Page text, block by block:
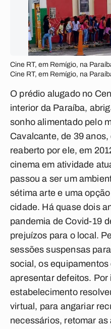
Cine RT, em Remígio, na
Cine RT, em Remígio, na
O prédio alugado no
interior da Paraíba,
sonho alimentado pelo
Cavalcante, de 39
reaberto por ele, em
cinema em atividade
passou a ser um
sétima arte e uma
cidade. Há quase dois
pandemia de Covid-19
prejuízos para o local.
sessões suspensas
social, os
apresentar defeitos. Por
estabelecimento
virtual, para angariar
necessários, retomar